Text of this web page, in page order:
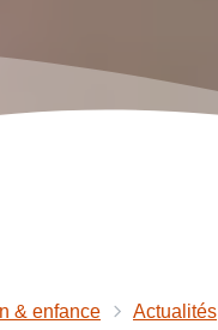
& enfance Actualités